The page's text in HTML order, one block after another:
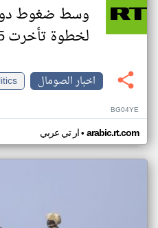
وسط ضغوط
لخطوة تأخرت 35 عاما
اخبار الصومال
BG04YE
ار تي عربي• arabic.rt.com